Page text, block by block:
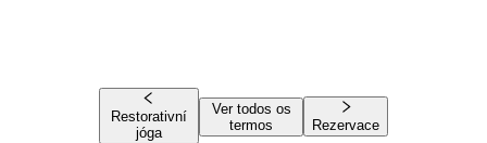
Restorativní
jóga
Ver todos os
termos
Rezervace